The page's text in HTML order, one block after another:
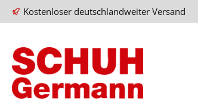
Kostenloser deutschlandweiter Versand